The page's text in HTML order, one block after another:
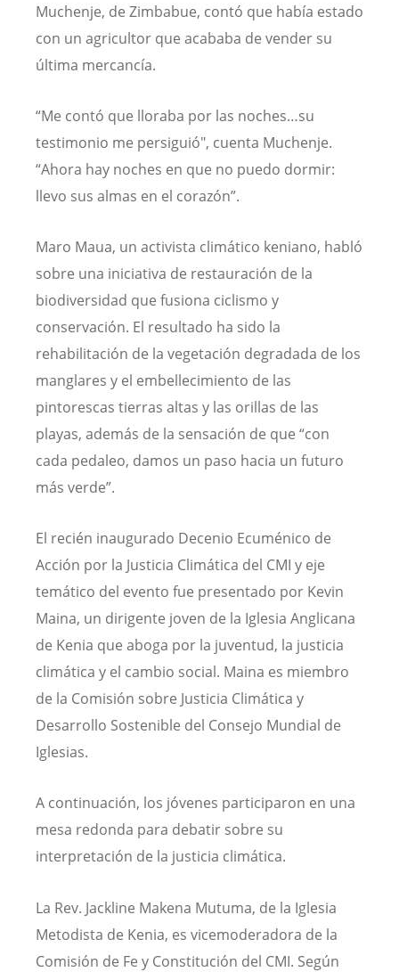
Muchenje, de Zimbabue, contó que había estado
con un agricultor que acababa de vender su
última mercancía.
“Me contó que lloraba por las noches…su
testimonio me persiguió", cuenta Muchenje.
“Ahora hay noches en que no puedo dormir:
llevo sus almas en el corazón”.
Maro Maua, un activista climático keniano, habló
sobre una iniciativa de restauración de la
biodiversidad que fusiona ciclismo y
conservación. El resultado ha sido la
rehabilitación de la vegetación degradada de los
manglares y el embellecimiento de las
pintorescas tierras altas y las orillas de las
playas, además de la sensación de que “con
cada pedaleo, damos un paso hacia un futuro
más verde”.
El recién inaugurado Decenio Ecuménico de
Acción por la Justicia Climática del CMI y eje
temático del evento fue presentado por Kevin
Maina, un dirigente joven de la Iglesia Anglicana
de Kenia que aboga por la juventud, la justicia
climática y el cambio social. Maina es miembro
de la Comisión sobre Justicia Climática y
Desarrollo Sostenible del Consejo Mundial de
Iglesias.
A continuación, los jóvenes participaron en una
mesa redonda para debatir sobre su
interpretación de la justicia climática.
La Rev. Jackline Makena Mutuma, de la Iglesia
Metodista de Kenia, es vicemoderadora de la
Comisión de Fe y Constitución del CMI. Según